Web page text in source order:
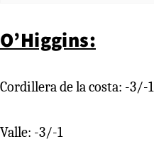
O’Higgins:
Cordillera de la costa: -3/-1
Valle: -3/-1